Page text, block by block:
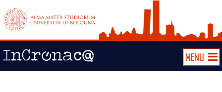
MENU